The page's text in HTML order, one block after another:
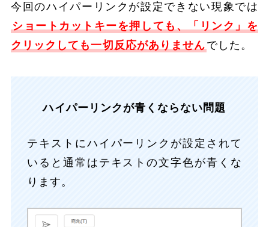
今回のハイパーリンクが設定できない現象では
ショートカットキーを押しても、「リンク」を
クリックしても一切反応がありません でした。
ハイパーリンクが青くならない問題
テキストにハイパーリンクが設定されて
いると通常はテキストの文字色が青くな
ります。